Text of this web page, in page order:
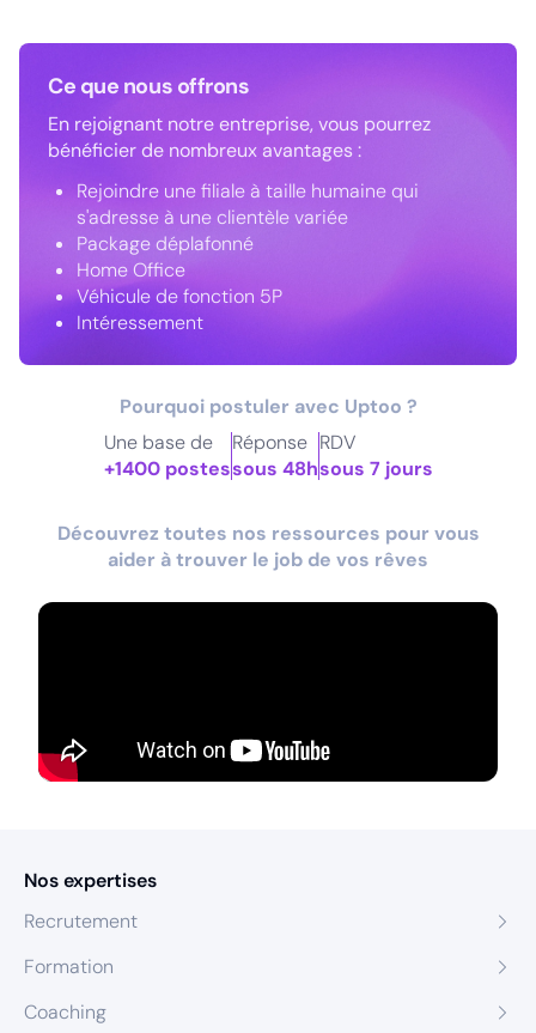
Ce que nous offrons
En rejoignant notre entreprise, vous pourrez
bénéficier de nombreux avantages :
Rejoindre une filiale à taille humaine qui
s'adresse à une clientèle variée
Package déplafonné
Home Office
Véhicule de fonction 5P
Intéressement
Pourquoi postuler avec Uptoo ?
Une base de
+1400 postes
Réponse
sous 48h
RDV
sous 7 jours
Découvrez toutes nos ressources pour vous
aider à trouver le job de vos rêves
Nos expertises
Recrutement
Formation
Coaching